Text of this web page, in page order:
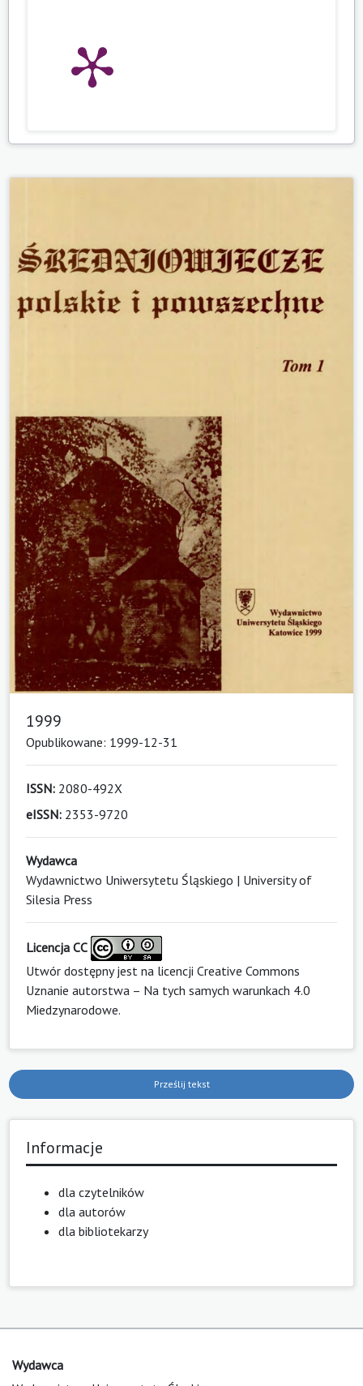
1999
Opublikowane: 1999-12-31
ISSN: 2080-492X
eISSN: 2353-9720
Wydawca
Wydawnictwo Uniwersytetu Śląskiego | University of
Silesia Press
Licencja CC
Utwór dostępny jest na licencji Creative Commons
Uznanie autorstwa – Na tych samych warunkach 4.0
Miedzynarodowe.
Prześlij tekst
Informacje
dla czytelników
dla autorów
dla bibliotekarzy
Wydawca